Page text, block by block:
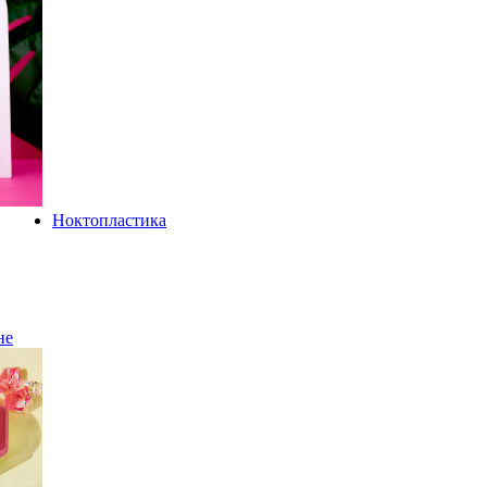
Ноктопластика